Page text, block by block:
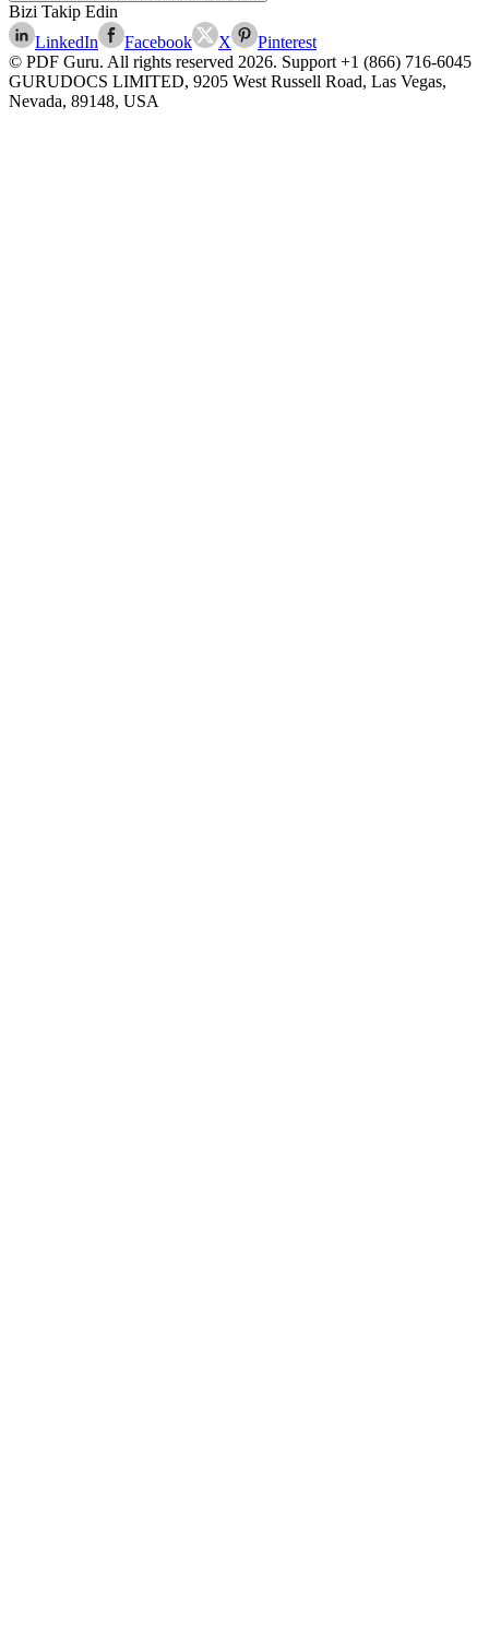
Bizi Takip Edin
LinkedIn
Facebook X
Pinterest
© PDF Guru. All rights reserved 2026. Support +1 (866) 716-6045
GURUDOCS LIMITED, 9205 West Russell Road, Las Vegas,
Nevada, 89148, USA